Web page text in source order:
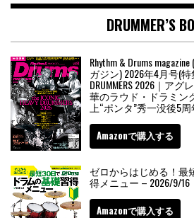
DRUMMER’S
Rhythm & Drums
ガジン) 2026年4月号(特
DRUMMERS 2026｜ア
華のラウド・ドラミン
上“ポンタ”秀一没後5周
Amazonで購入する
ゼロからはじめる！最
得メニュー – 2026/9/16
Amazonで購入する